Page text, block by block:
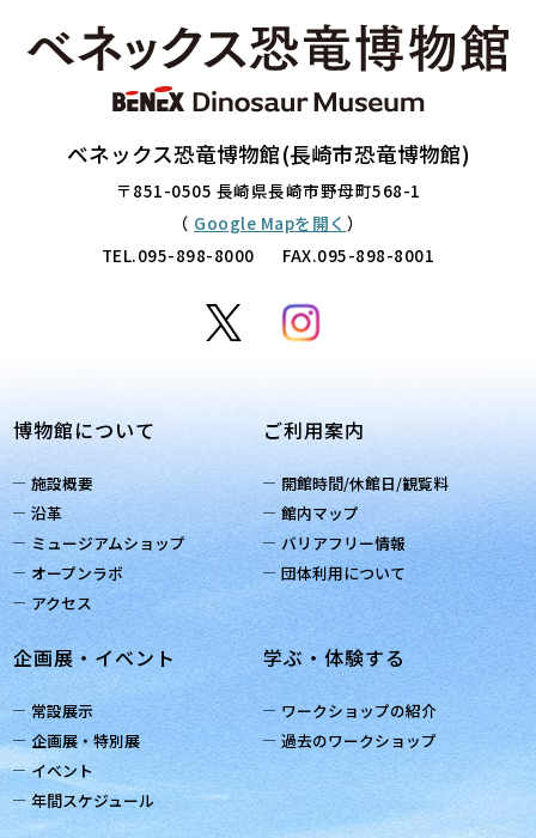
ベネックス恐竜博物館(長崎市恐竜博物館)
〒851-0505 長崎県長崎市野母町568-1
（ Google Mapを開く ）
TEL.095-898-8000 FAX.095-898-8001
博物館について
施設概要
沿革
ミュージアムショップ
オープンラボ
アクセス
ご利用案内
開館時間/休館日/観覧料
館内マップ
バリアフリー情報
団体利用について
企画展・イベント
常設展示
企画展・特別展
イベント
年間スケジュール
学ぶ・体験する
ワークショップの紹介
過去のワークショップ